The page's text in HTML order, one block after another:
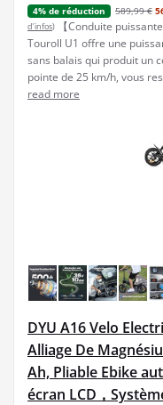
4% de réduction 589,99 €
d’infos)
【Conduite
Touroll U1 offre une
sans balais qui produit un
pointe de 25 km/h, vous
read more
DYU A16 Velo
Alliage De
Ah, Pliable Ebike
écran LCD，